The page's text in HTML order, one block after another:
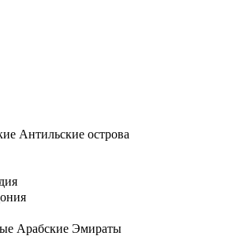
Антильские острова
Арабские Эмираты